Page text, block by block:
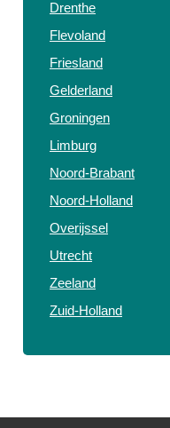
Drenthe
Flevoland
Friesland
Gelderland
Groningen
Limburg
Noord-Brabant
Noord-Holland
Overijssel
Utrecht
Zeeland
Zuid-Holland